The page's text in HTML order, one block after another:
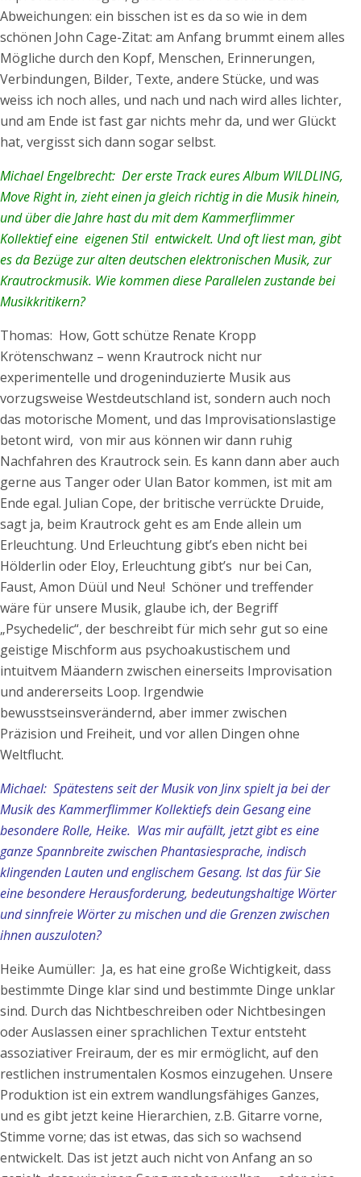
Abweichungen: ein bisschen ist es da so wie in dem
schönen John Cage-Zitat: am Anfang brummt einem alles
Mögliche durch den Kopf, Menschen, Erinnerungen,
Verbindungen, Bilder, Texte, andere Stücke, und was
weiss ich noch alles, und nach und nach wird alles lichter,
und am Ende ist fast gar nichts mehr da, und wer Glückt
hat, vergisst sich dann sogar selbst.
Michael Engelbrecht: Der erste Track eures Album WILDLING,
Move Right in, zieht einen ja gleich richtig in die Musik hinein,
und über die Jahre hast du mit dem Kammerflimmer
Kollektief eine eigenen Stil entwickelt. Und oft liest man, gibt
es da Bezüge zur alten deutschen elektronischen Musik, zur
Krautrockmusik. Wie kommen diese Parallelen zustande bei
Musikkritikern?
Thomas: How, Gott schütze Renate Kropp
Krötenschwanz – wenn Krautrock nicht nur
experimentelle und drogeninduzierte Musik aus
vorzugsweise Westdeutschland ist, sondern auch noch
das motorische Moment, und das Improvisationslastige
betont wird, von mir aus können wir dann ruhig
Nachfahren des Krautrock sein. Es kann dann aber auch
gerne aus Tanger oder Ulan Bator kommen, ist mit am
Ende egal. Julian Cope, der britische verrückte Druide,
sagt ja, beim Krautrock geht es am Ende allein um
Erleuchtung. Und Erleuchtung gibt’s eben nicht bei
Hölderlin oder Eloy, Erleuchtung gibt’s nur bei Can,
Faust, Amon Düül und Neu! Schöner und treffender
wäre für unsere Musik, glaube ich, der Begriff
„Psychedelic“, der beschreibt für mich sehr gut so eine
geistige Mischform aus psychoakustischem und
intuitvem Mäandern zwischen einerseits Improvisation
und andererseits Loop. Irgendwie
bewusstseinsverändernd, aber immer zwischen
Präzision und Freiheit, und vor allen Dingen ohne
Weltflucht.
Michael: Spätestens seit der Musik von Jinx spielt ja bei der
Musik des Kammerflimmer Kollektiefs dein Gesang eine
besondere Rolle, Heike. Was mir aufällt, jetzt gibt es eine
ganze Spannbreite zwischen Phantasiesprache, indisch
klingenden Lauten und englischem Gesang. Ist das für Sie
eine besondere Herausforderung, bedeutungshaltige Wörter
und sinnfreie Wörter zu mischen und die Grenzen zwischen
ihnen auszuloten?
Heike Aumüller: Ja, es hat eine große Wichtigkeit, dass
bestimmte Dinge klar sind und bestimmte Dinge unklar
sind. Durch das Nichtbeschreiben oder Nichtbesingen
oder Auslassen einer sprachlichen Textur entsteht
assoziativer Freiraum, der es mir ermöglicht, auf den
restlichen instrumentalen Kosmos einzugehen. Unsere
Produktion ist ein extrem wandlungsfähiges Ganzes,
und es gibt jetzt keine Hierarchien, z.B. Gitarre vorne,
Stimme vorne; das ist etwas, das sich so wachsend
entwickelt. Das ist jetzt auch nicht von Anfang an so